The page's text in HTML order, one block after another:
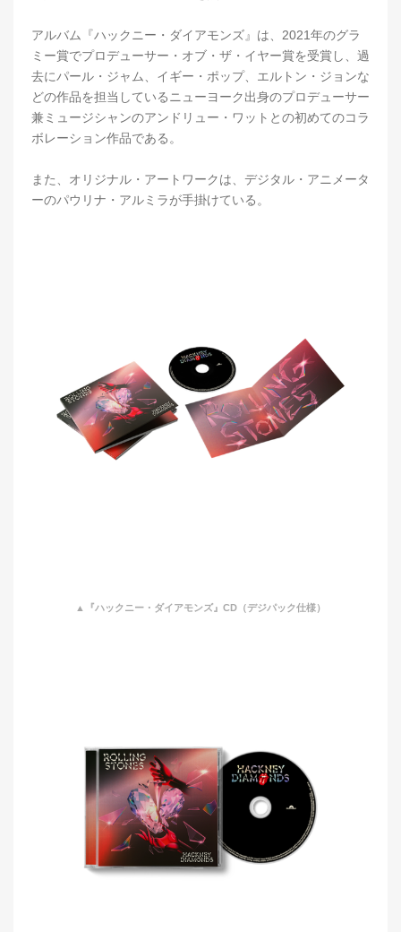
アルバム『ハックニー・ダイアモンズ』は、2021年のグラ
ミー賞でプロデューサー・オブ・ザ・イヤー賞を受賞し、過
去にパール・ジャム、イギー・ポップ、エルトン・ジョンな
どの作品を担当しているニューヨーク出身のプロデューサー
兼ミュージシャンのアンドリュー・ワットとの初めてのコラ
ボレーション作品である。
また、オリジナル・アートワークは、デジタル・アニメータ
ーのパウリナ・アルミラが手掛けている。
▲『ハックニー・ダイアモンズ』CD（デジパック仕様）